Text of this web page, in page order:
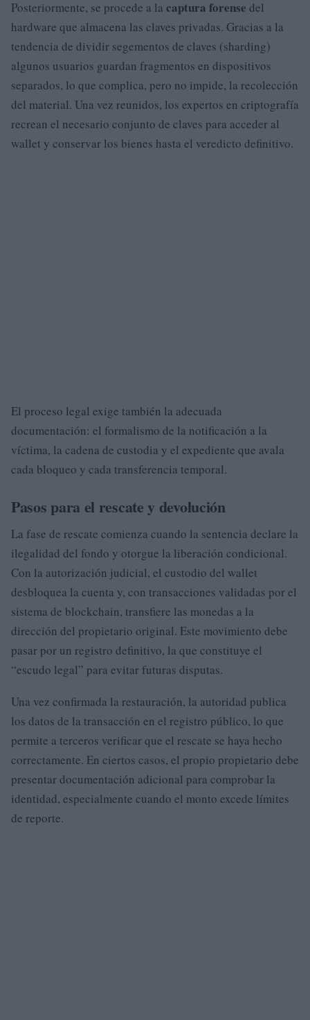
Posteriormente, se procede a la captura forense del
hardware que almacena las claves privadas. Gracias a la
tendencia de dividir segementos de claves (sharding)
algunos usuarios guardan fragmentos en dispositivos
separados, lo que complica, pero no impide, la recolección
del material. Una vez reunidos, los expertos en criptografía
recrean el necesario conjunto de claves para acceder al
wallet y conservar los bienes hasta el veredicto definitivo.
El proceso legal exige también la adecuada
documentación: el formalismo de la notificación a la
víctima, la cadena de custodia y el expediente que avala
cada bloqueo y cada transferencia temporal.
Pasos para el rescate y devolución
La fase de rescate comienza cuando la sentencia declare la
ilegalidad del fondo y otorgue la liberación condicional.
Con la autorización judicial, el custodio del wallet
desbloquea la cuenta y, con transacciones validadas por el
sistema de blockchain, transfiere las monedas a la
dirección del propietario original. Este movimiento debe
pasar por un registro definitivo, la que constituye el
“escudo legal” para evitar futuras disputas.
Una vez confirmada la restauración, la autoridad publica
los datos de la transacción en el registro público, lo que
permite a terceros verificar que el rescate se haya hecho
correctamente. En ciertos casos, el propio propietario debe
presentar documentación adicional para comprobar la
identidad, especialmente cuando el monto excede límites
de reporte.